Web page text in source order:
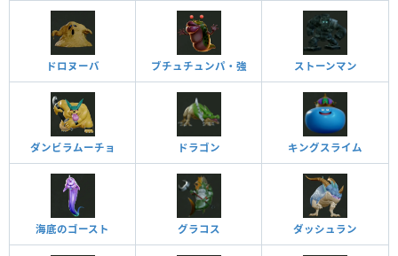
ドロヌーバ ブチュチュンパ・強 ストーンマン
ダンビラムーチョ ドラゴン キングスライム
海底のゴースト グラコス ダッシュラン